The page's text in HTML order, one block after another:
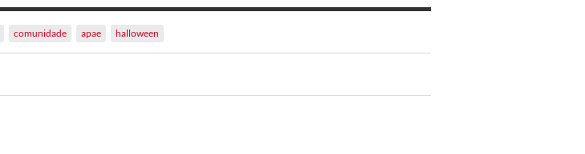
comunidade apae halloween